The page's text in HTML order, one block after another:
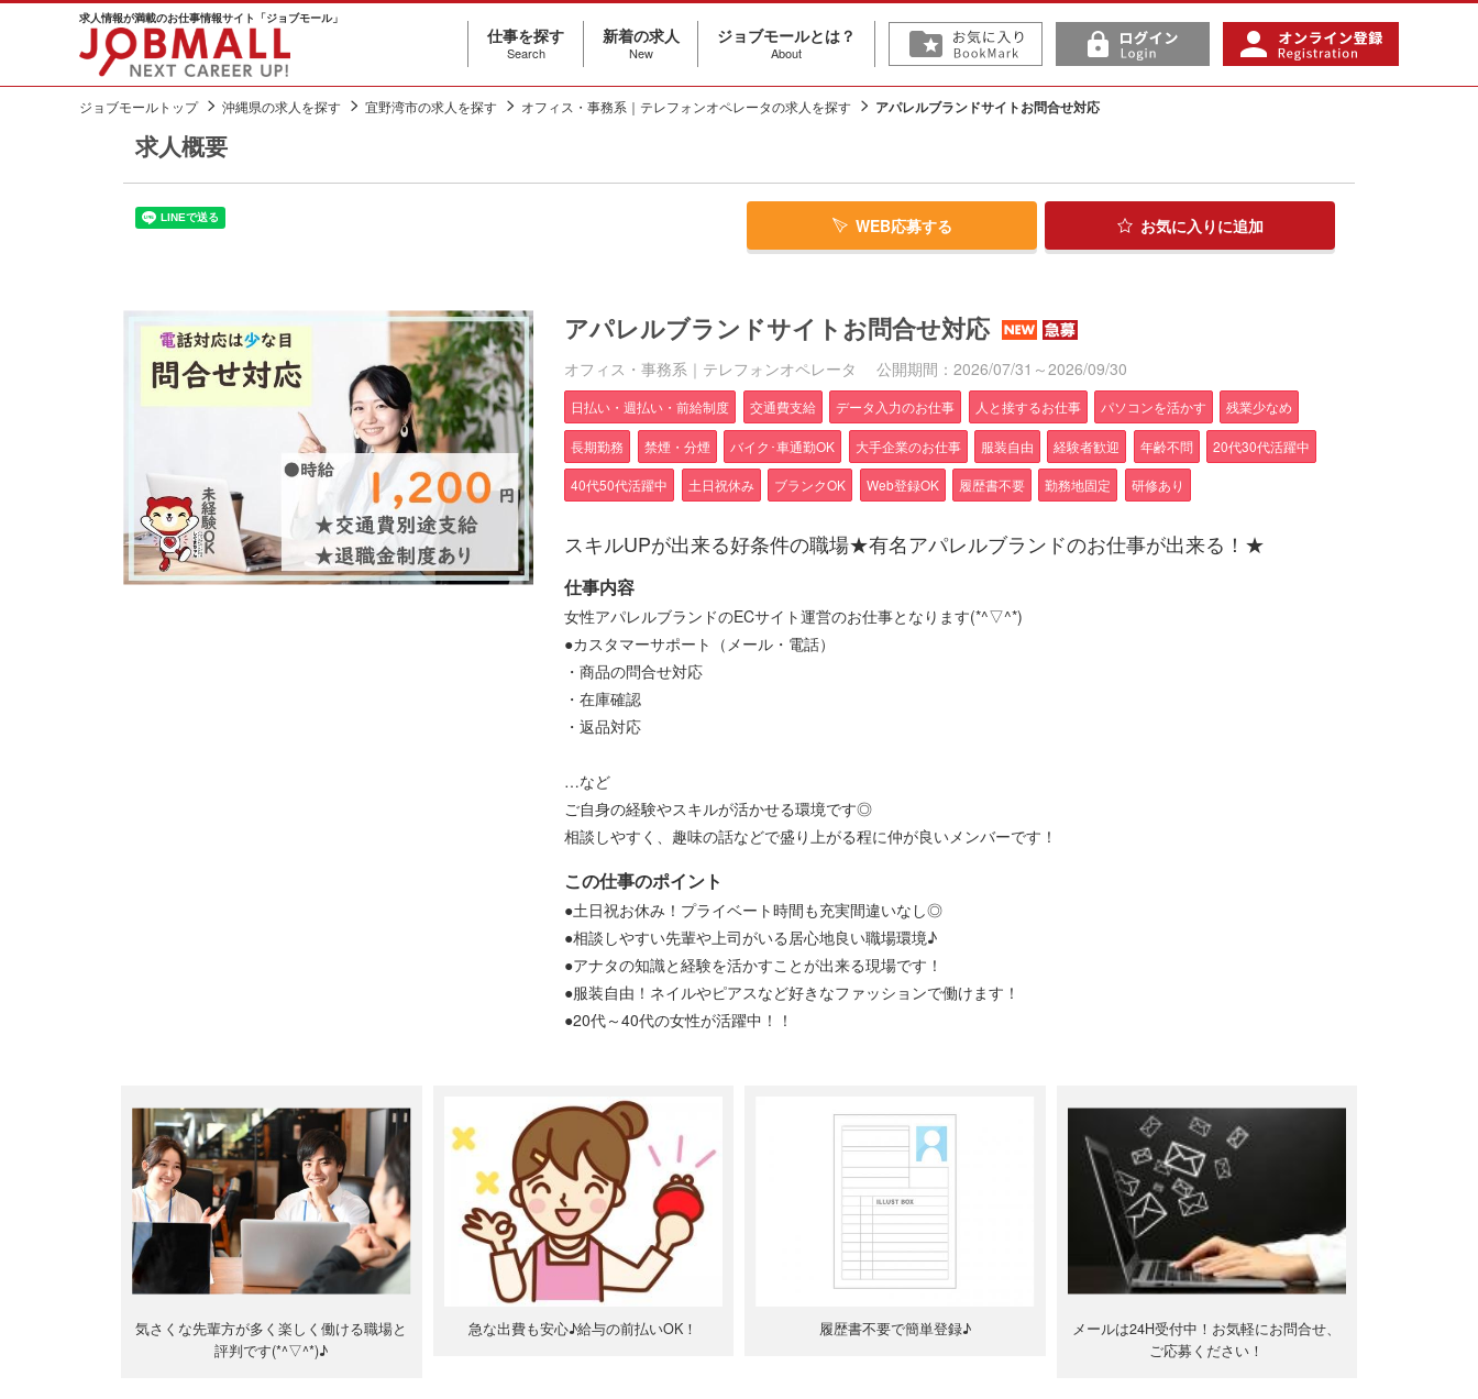
求人情報が満載のお仕事情報サイト「ジョブモール」
仕事を探す
Search
新着の求人
New
ジョブモールとは？
About
ジョブモールトップ 沖縄県の求人を探す 宜野湾市の求人を探す オフィス・事務系｜テレフォンオペレータの求人を探す アパレルブランドサイトお問合せ対応
求人概要
WEB応募する お気に入り に追加
アパレルブランドサイトお問合せ対応
オフィス・事務系｜テレフォンオペレータ 公開期間：2026/07/31～2026/09/30
日払い・週払い・前給制度 交通費支給 データ入力のお仕事 人と接するお仕事 パソコンを活かす 残業少なめ
長期勤務 禁煙・分煙 バイク･車通勤OK 大手企業のお仕事 服装自由 経験者歓迎 年齢不問 20代30代活躍中
40代50代活躍中 土日祝休み ブランクOK Web登録OK 履歴書不要 勤務地固定 研修あり
スキルUPが出来る好条件の職場★有名アパレルブランドのお仕事が出来る！★
仕事内容
女性アパレルブランドのECサイト運営のお仕事となります(*^▽^*)
●カスタマーサポート（メール・電話）
・商品の問合せ対応
・在庫確認
・返品対応
…など
ご自身の経験やスキルが活かせる環境です◎
相談しやすく、趣味の話などで盛り上がる程に仲が良いメンバーです！
この仕事のポイント
●土日祝お休み！プライベート時間も充実間違いなし◎
●相談しやすい先輩や上司がいる居心地良い職場環境♪
●アナタの知識と経験を活かすことが出来る現場です！
●服装自由！ネイルやピアスなど好きなファッションで働けます！
●20代～40代の女性が活躍中！！
気さくな先輩方が多く楽しく働ける職場と
評判です(*^▽^*)♪
急な出費も安心♪給与の前払いOK！ 履歴書不要で簡単登録♪
メールは24H受付中！お気軽にお問合せ、
ご応募ください！